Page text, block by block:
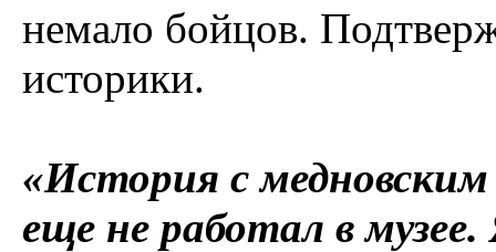
немало бойцов.
историки.
«История с медновским
еще не работал в